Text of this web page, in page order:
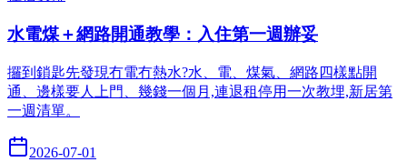
水電煤＋網路開通教學：入住第一週辦妥
攞到鎖匙先發現冇電冇熱水?水、電、煤氣、網路四樣點開
通、邊樣要人上門、幾錢一個月,連退租停用一次教埋,新居第
一週清單。
2026-07-01